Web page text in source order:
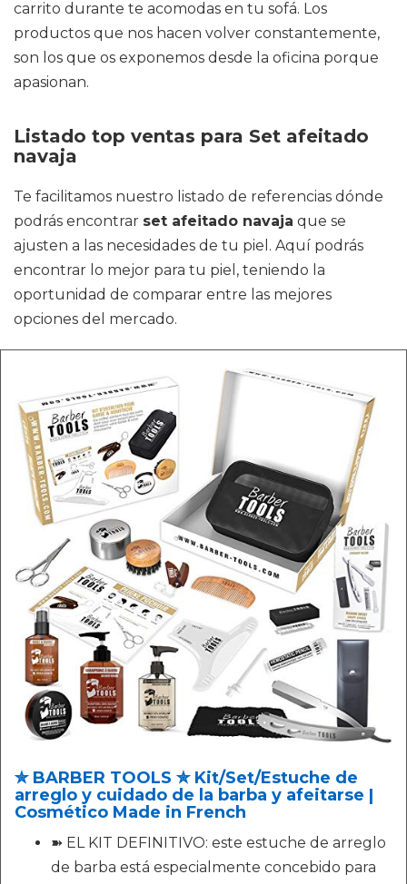
carrito durante te acomodas en tu sofá. Los
productos que nos hacen volver constantemente,
son los que os exponemos desde la oficina porque
apasionan.
Listado top ventas para Set afeitado
navaja
Te facilitamos nuestro listado de referencias dónde
podrás encontrar set afeitado navaja que se
ajusten a las necesidades de tu piel. Aquí podrás
encontrar lo mejor para tu piel, teniendo la
oportunidad de comparar entre las mejores
opciones del mercado.
✮ BARBER TOOLS ✮ Kit/Set/Estuche de
arreglo y cuidado de la barba y afeitarse |
Cosmético Made in French
➽ EL KIT DEFINITIVO: este estuche de arreglo
de barba está especialmente concebido para